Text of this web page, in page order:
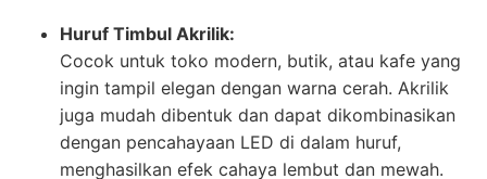
Huruf Timbul Akrilik:
Cocok untuk toko modern, butik, atau kafe yang
ingin tampil elegan dengan warna cerah. Akrilik
juga mudah dibentuk dan dapat dikombinasikan
dengan pencahayaan LED di dalam huruf,
menghasilkan efek cahaya lembut dan mewah.